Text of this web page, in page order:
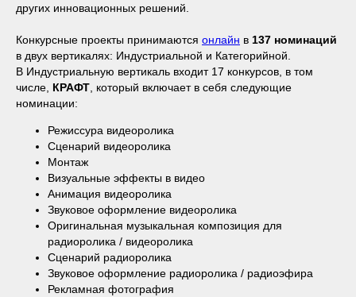
других инновационных решений.
Конкурсные проекты принимаются онлайн в 137 номинаций
в двух вертикалях: Индустриальной и Категорийной.
В Индустриальную вертикаль входит 17 конкурсов, в том
числе, КРАФТ , который включает в себя следующие
номинации:
Режиссура видеоролика
Сценарий видеоролика
Монтаж
Визуальные эффекты в видео
Анимация видеоролика
Звуковое оформление видеоролика
Оригинальная музыкальная композиция для
радиоролика / видеоролика
Сценарий радиоролика
Звуковое оформление радиоролика / радиоэфира
Рекламная фотография